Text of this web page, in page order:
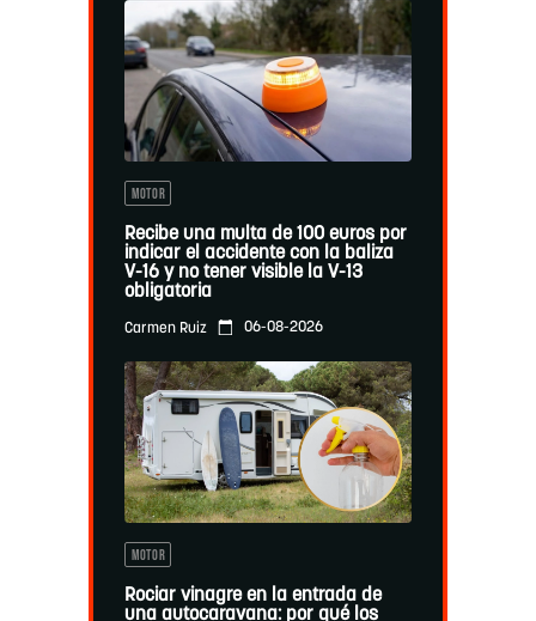
MOTOR
Recibe una multa de 100 euros por
indicar el accidente con la baliza
V-16 y no tener visible la V-13
obligatoria
Carmen Ruiz 06-08-2026
MOTOR
Rociar vinagre en la entrada de
una autocaravana: por qué los